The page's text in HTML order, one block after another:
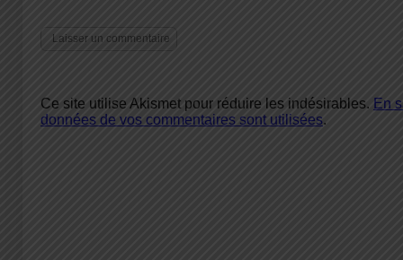
Ce site utilise Akismet pour réduire les indésirables. En
données de vos commentaires sont utilisées.